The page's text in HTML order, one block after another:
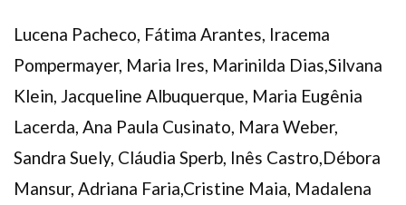
Lucena Pacheco, Fátima Arantes, Iracema
Pompermayer, Maria Ires, Marinilda Dias,Silvana
Klein, Jacqueline Albuquerque, Maria Eugênia
Lacerda, Ana Paula Cusinato, Mara Weber,
Sandra Suely, Cláudia Sperb, Inês Castro,Débora
Mansur, Adriana Faria,Cristine Maia, Madalena